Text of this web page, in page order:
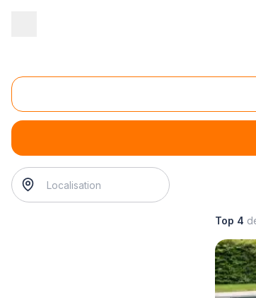
Installation d'équipements de piscine
installation d'équipements de piscine
Top 4